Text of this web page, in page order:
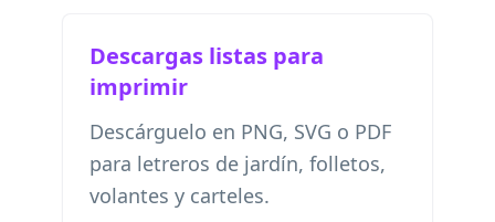
Descargas listas para
imprimir
Descárguelo en PNG, SVG o PDF
para letreros de jardín, folletos,
volantes y carteles.